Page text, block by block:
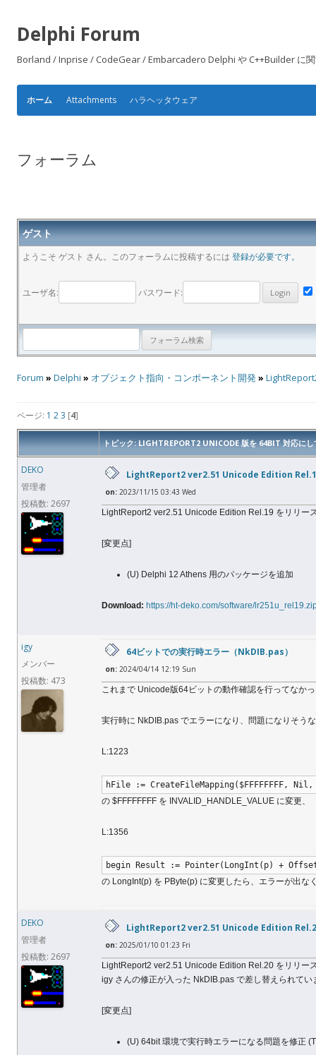
Delphi Forum
Borland / Inprise / CodeGear / Embarcadero Delphi や C++Builder に
ホーム Attachments ハラヘッタウェア
フォーラム
ゲスト
ようこそ ゲスト さん。このフォーラムに投稿するには 登録が必要です。
ユーザ名: パスワード:
Forum » Delphi » オブジェクト指向・コンポーネント開発»
ページ: 1 23 [4]
トピック: LIGHTREPORT2 UNICODE 版を 64BIT 対応にし
DEKO
管理者
投稿数: 2697
LightReport2 ver2.51 Unicode Edition
on: 2023/11/15 03:43 Wed
LightReport2 ver2.51 Unicode Edition Rel.19 をリリー
[変更点]
(U) Delphi 12 Athens 用のパッケージを追加
Download: https://ht-deko.com/software/
igy
メンバー
投稿数: 473
64ビットでの実行時エラー（NkDIB.pas）
on: 2024/04/14 12:19 Sun
これまで Unicode版64ビットの動作確認を行ってなか
実行時に NkDIB.pas でエラーになり、問題になりそう
L:1223
hFile := CreateFileMapping($FFFFFFFF, Nil,
の $FFFFFFFF を INVALID_HANDLE_VALUE に変更、
L:1356
begin Result := Pointer(LongInt(p) +
の LongInt(p) を PByte(p) に変更したら、エラーが出な
DEKO
管理者
投稿数: 2697
LightReport2 ver2.51 Unicode Edition
on: 2025/01/10 01:23 Fri
LightReport2 ver2.51 Unicode Edition Rel.20 をリリー
igy さんの修正が入った NkDIB.pas で差し替えられてい
[変更点]
(U) 64bit 環境で実行時エラーになる問題を修正